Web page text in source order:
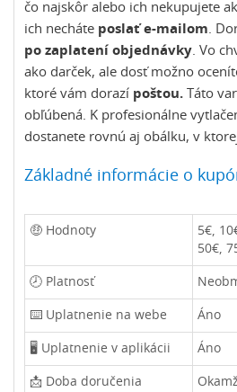
čo najskôr alebo ich nekupujete
ich necháte poslať e-mailom.
po zaplatení objednávky. Vo
ako darček, ale dosť možno
ktoré vám dorazí poštou. Táto
obľúbená. K profesionálne
dostanete rovnú aj obálku, v
Základné informácie o
🤑 Hodnoty
5€,
50€,
🕗 Platnosť
⌨️ Uplatnenie na webe Áno
🖥️ Uplatnenie v aplikácii Áno
📩 Doba doručenia